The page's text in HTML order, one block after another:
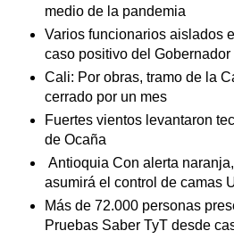
medio de la pandemia
Varios funcionarios aislados
caso positivo del Gobernador
Cali: Por obras, tramo de la
cerrado por un mes
Fuertes vientos levantaron
de Ocaña
Antioquia Con alerta
asumirá el control de camas
Más de 72.000 personas
Pruebas Saber TyT desde